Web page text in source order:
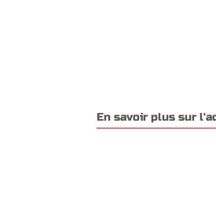
En savoir plus sur